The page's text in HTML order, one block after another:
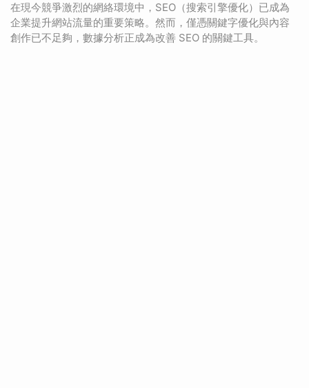
在現今競爭激烈的網絡環境中，SEO（搜索引擎優化）已成為
企業提升網站流量的重要策略。然而，僅憑關鍵字優化與內容
創作已不足夠，數據分析正成為改善 SEO 的關鍵工具。